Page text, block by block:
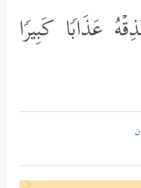
عَذَابࣰا كَبِیرࣰا